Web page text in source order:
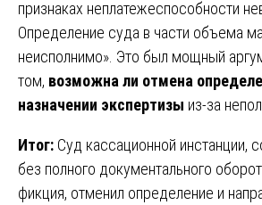
признаках неплатежеспособности
Определение суда в части объема
неисполнимо». Это был мощный
том, возможна ли отмена
назначении экспертизы из-за
Итог: Суд кассационной инстанции,
без полного документального
фикция, отменил определение и